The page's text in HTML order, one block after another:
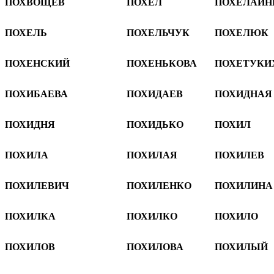
ПОХВОЩЕВ ПОХЕЛ
ПОХЕЛЬ ПОХЕЛЬЧУК ПОХЕЛЮК
ПОХЕНСКИЙ ПОХЕНЬКОВА
ПОХИБАЕВА ПОХИДАЕВ ПОХИДНАЯ
ПОХИДНЯ ПОХИДЬКО ПОХИЛ
ПОХИЛА ПОХИЛАЯ ПОХИЛЕВ
ПОХИЛЕВИЧ ПОХИЛЕНКО ПОХИЛИНА
ПОХИЛКА ПОХИЛКО ПОХИЛО
ПОХИЛОВ ПОХИЛОВА ПОХИЛЫЙ